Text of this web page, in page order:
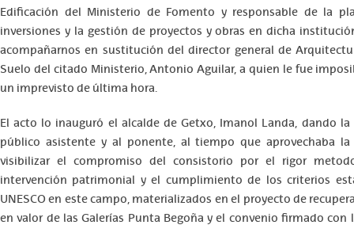
Edificación del Ministerio de Fomento y responsable de la
inversiones y la gestión de proyectos y obras en dicha
acompañarnos en sustitución del director general de
Suelo del citado Ministerio, Antonio Aguilar, a quien le fue
un imprevisto de última hora.
El acto lo inauguró el alcalde de Getxo, Imanol Landa, dando la
público asistente y al ponente, al tiempo que aprovechaba la
visibilizar el compromiso del consistorio por el rigor
intervención patrimonial y el cumplimiento de los criterios
UNESCO en este campo, materializados en el proyecto de
en valor de las Galerías Punta Begoña y el convenio firmado con